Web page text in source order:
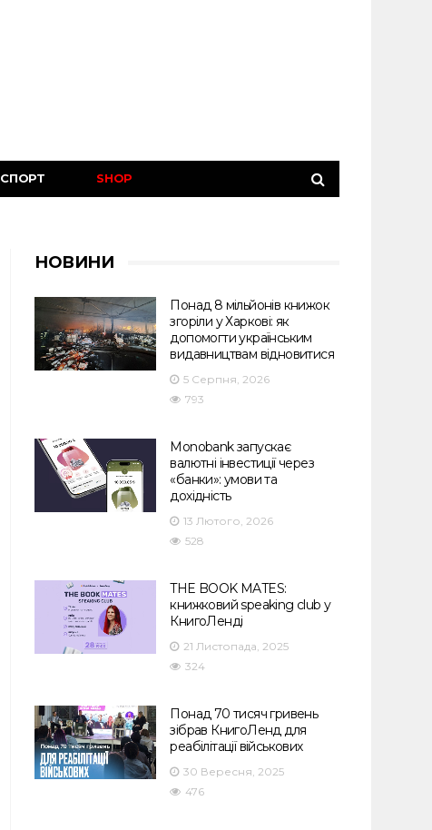
СПОРТ SHOP
НОВИНИ
Понад 8 мільйонів книжок
згоріли у Харкові: як
допомогти українським
видавництвам відновитися
5 Серпня, 2026
793
Monobank запускає
валютні інвестиції через
«банки»: умови та
дохідність
13 Лютого, 2026
528
THE BOOK MATES:
книжковий speaking club у
КнигоЛенді
21 Листопада, 2025
324
Понад 70 тисяч гривень
зібрав КнигоЛенд для
реабілітації військових
30 Вересня, 2025
476